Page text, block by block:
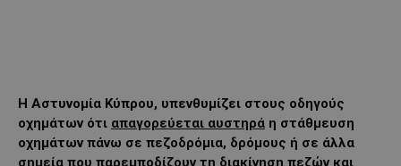
H Αστυνομία Κύπρου, υπενθυμίζει στους οδηγούς
οχημάτων ότι απαγορεύεται αυστηρά η στάθμευση
οχημάτων πάνω σε πεζοδρόμια, δρόμους ή σε άλλα
σημεία που παρεμποδίζουν τη διακίνηση πεζών και